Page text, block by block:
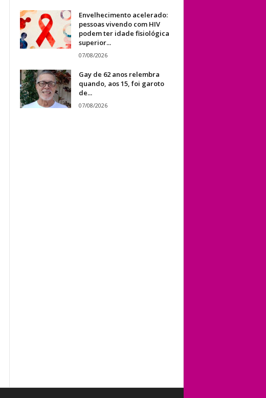
Envelhecimento acelerado:
pessoas vivendo com HIV
podem ter idade fisiológica
superior...
07/08/2026
Gay de 62 anos relembra
quando, aos 15, foi garoto
de...
07/08/2026